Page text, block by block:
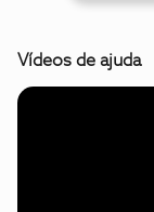
Vídeos de ajuda